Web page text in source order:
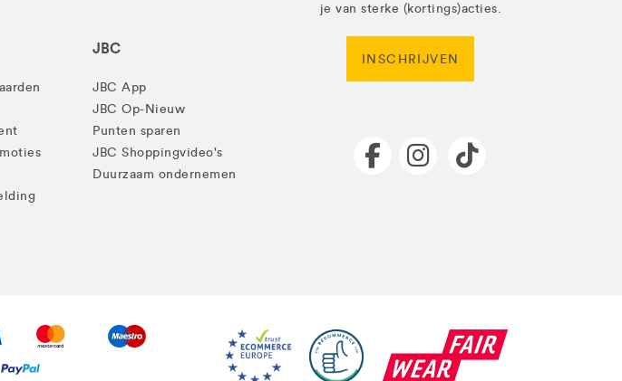
JBC
JBC App
JBC Op-Nieuw
Punten sparen
JBC Shoppingvideo's
Duurzaam ondernemen
je van sterke (kortings)acties.
INSCHRIJVEN